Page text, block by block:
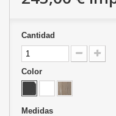
Cantidad
Color
Medidas